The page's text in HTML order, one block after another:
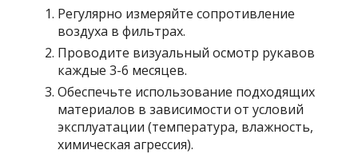
Регулярно измеряйте сопротивление
воздуха в фильтрах.
Проводите визуальный осмотр рукавов
каждые 3-6 месяцев.
Обеспечьте использование подходящих
материалов в зависимости от условий
эксплуатации (температура, влажность,
химическая агрессия).